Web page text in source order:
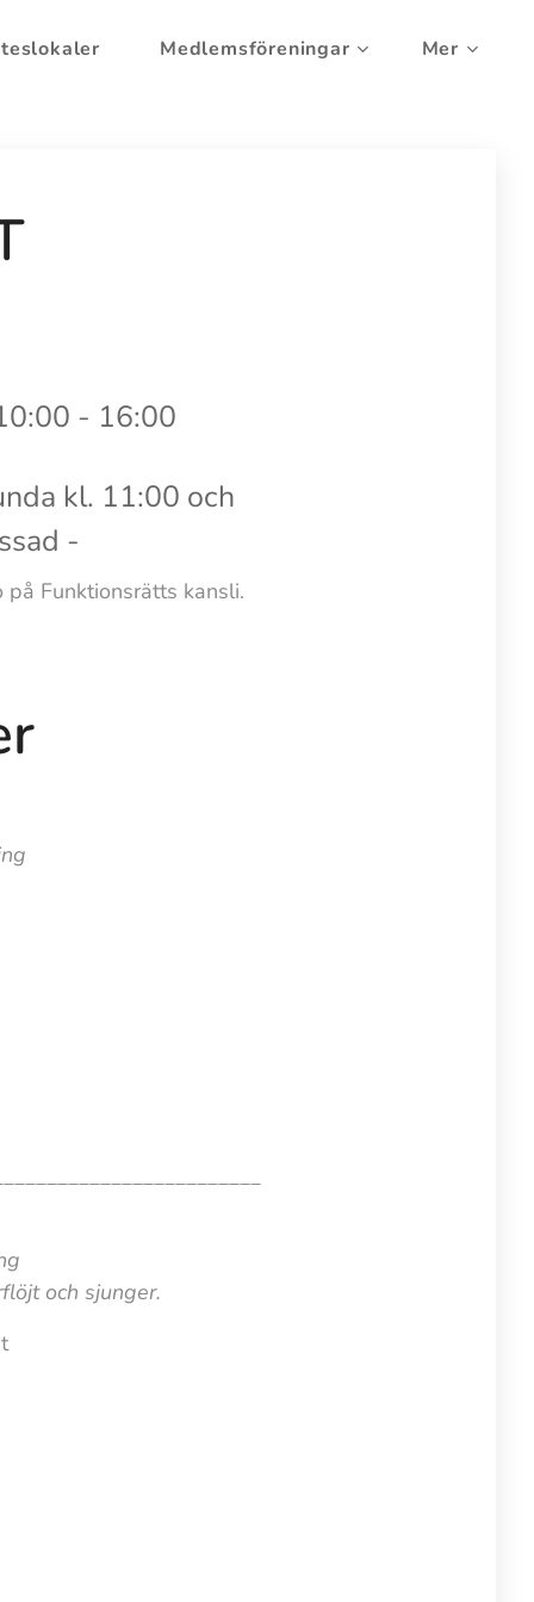
Medlemsföreningar Mer
- 16:00
kl. 11:00 och
-
Funktionsrätts kansli.
och sjunger.